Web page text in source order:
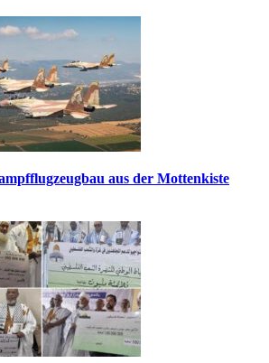
aus der Mottenkiste